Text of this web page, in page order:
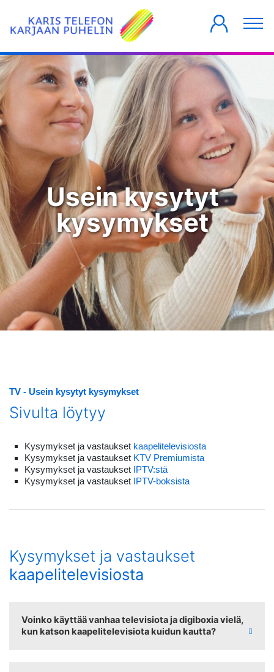
YRITYKSILLE
TV Usein kysytyt kysymykset
Usein kysytyt
kysymykset
Sivulta löytyy
Kysymykset ja vastaukset kaapelitelevisiosta
Kysymykset ja vastaukset KTV Premiumista
Kysymykset ja vastaukset IPTV:stä
Kysymykset ja vastaukset IPTV-boksista
Kysymykset ja vastaukset
kaapelitelevisiosta
Voinko käyttää vanhaa televisiota ja digiboxia vielä,
kun katson kaapelitelevisiota kuidun kautta?